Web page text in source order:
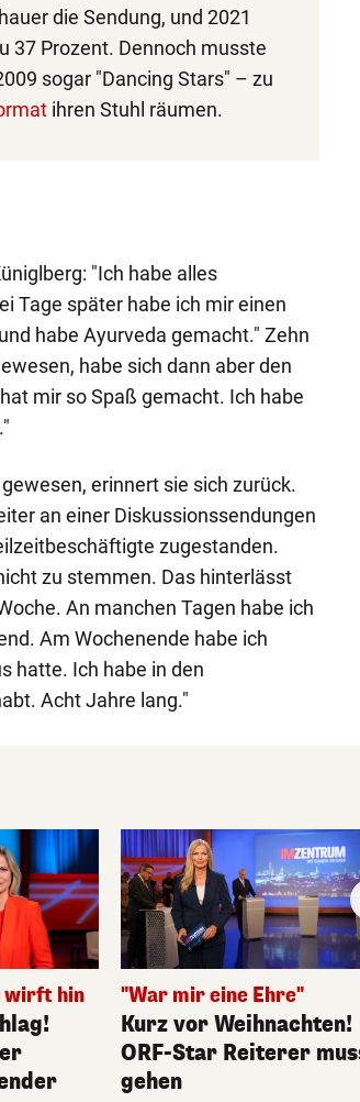
die Sendung, und 2021
37 Prozent. Dennoch musste
sogar "Dancing Stars" – zu
ihren Stuhl räumen.
"Ich habe alles
Tage später habe ich mir einen
habe Ayurveda gemacht." Zehn
habe sich dann aber den
mir so Spaß gemacht. Ich habe
erinnert sie sich zurück.
an einer Diskussionssendungen
zugestanden.
zu stemmen. Das hinterlässt
An manchen Tagen habe ich
Am Wochenende habe ich
hatte. Ich habe in den
Acht Jahre lang."
wirft hin "War mir eine Ehre"
Kurz vor Weihnachten!
ORF-Star Reiterer
gehen